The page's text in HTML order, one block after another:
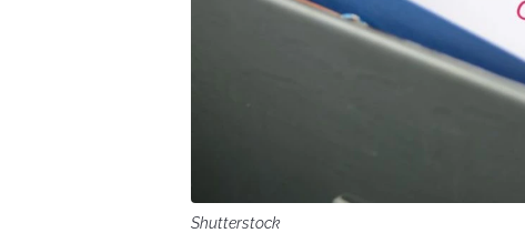
Shutterstock